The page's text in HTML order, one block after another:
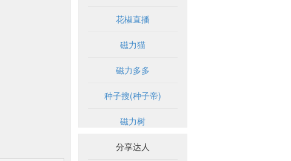
花椒直播
磁力猫
磁力多多
种子搜(种子帝)
磁力树
分享达人